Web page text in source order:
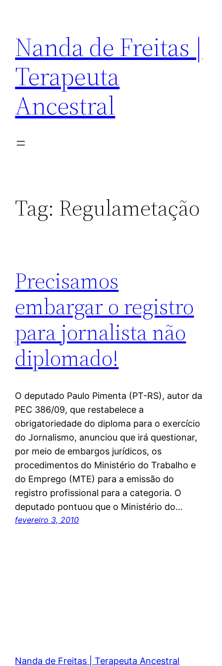
conteúdo
Nanda de Freitas |
Terapeuta
Ancestral
Tag: Regulametação
Precisamos
embargar o registro
para jornalista não
diplomado!
O deputado Paulo Pimenta (PT-RS), autor da
PEC 386/09, que restabelece a
obrigatoriedade do diploma para o exercício
do Jornalismo, anunciou que irá questionar,
por meio de embargos jurídicos, os
procedimentos do Ministério do Trabalho e
do Emprego (MTE) para a emissão do
registro profissional para a categoria. O
deputado pontuou que o Ministério do…
fevereiro 3, 2010
Nanda de Freitas | Terapeuta Ancestral